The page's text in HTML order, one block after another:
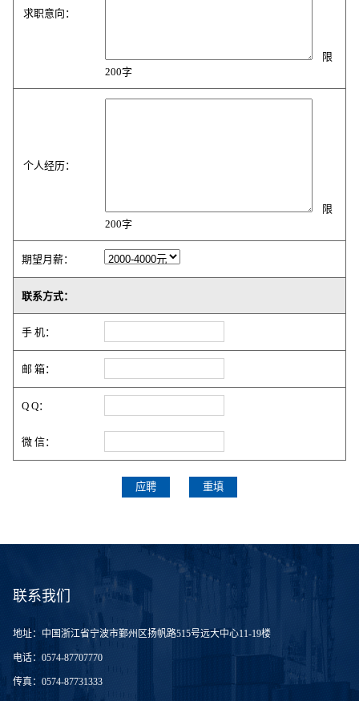
求职意向：
限
200字
个人经历：
限
200字
期望月薪：
联系方式：
手 机：
邮 箱：
Q Q：
微 信：
联系我们
地址： 中国浙江省宁波市鄞州区扬帆路515号远大中心11-19楼
电话： 0574-87707770
传真： 0574-87731333